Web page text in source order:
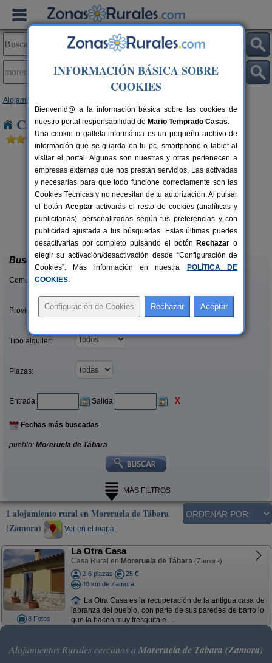
Alojamientos
Casas Rurales en Moreruela de Tábara
16 pers.
desde38 €
Molino 1914
Montamarta (Zamora)
Buscar
Comunidades:
Provincias/Islas:
Tipo alquiler:
Plazas:
Entrada: Salida: X
Fechas más buscadas
pueblo: Moreruela de Tábara
MÁS FILTROS
1 alojamiento rural en Moreruela de Tábara
(Zamora)
Ver en el mapa
8 Fotos
La Otra Casa
Casa Rural en Moreruela de Tábara (Zamora)
2-6 plazas
25 €
40 km de Zamora
La Otra Casa es la recuperación de la antigua casa de
labranza del pueblo, con parte de sus paredes de barro lo
que la hacen muy fresquita e ...
Alojamientos Rurales cercanos a Moreruela de Tábara (Zamora)
INFORMACIÓN BÁSICA SOBRE
COOKIES
Bienvenid@ a la información básica sobre las cookies de
nuestro portal responsabilidad de Mario Temprado Casas.
Una cookie o galleta informática es un pequeño archivo de
información que se guarda en tu pc, smartphone o tablet al
visitar el portal. Algunas son nuestras y otras pertenecen a
empresas externas que nos prestan servicios. Las activadas
y necesarias para que todo funcione correctamente son las
Cookies Técnicas y no necesitan de tu autorización. Al pulsar
el botónAceptar activarás el resto de cookies (analíticas y
publicitarias), personalizadas según tus preferencias y con
publicidad ajustada a tus búsquedas. Estas últimas puedes
desactivarlas por completo pulsando el botón Rechazar o
elegir su activación/desactivación desde “Configuración de
Cookies”. Más información en nuestra
POLÍTICA DE
COOKIES.